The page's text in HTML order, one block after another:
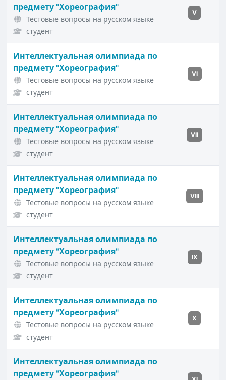
предмету "Хореография"
Тестовые вопросы на русском языке
студент
V
Интеллектуальная олимпиада по
предмету "Хореография"
Тестовые вопросы на русском языке
студент
VI
Интеллектуальная олимпиада по
предмету "Хореография"
Тестовые вопросы на русском языке
студент
VII
Интеллектуальная олимпиада по
предмету "Хореография"
Тестовые вопросы на русском языке
студент
VIII
Интеллектуальная олимпиада по
предмету "Хореография"
Тестовые вопросы на русском языке
студент
IX
Интеллектуальная олимпиада по
предмету "Хореография"
Тестовые вопросы на русском языке
студент
X
Интеллектуальная олимпиада по
предмету "Хореография"